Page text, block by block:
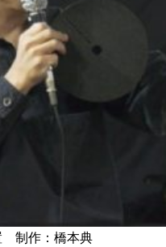
制作：橋本典